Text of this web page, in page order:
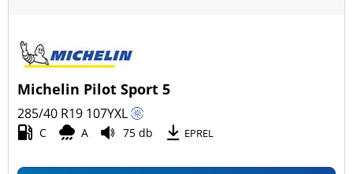
Michelin Pilot Sport 5
285/40 R19 107YXL
C A 75 db EPREL